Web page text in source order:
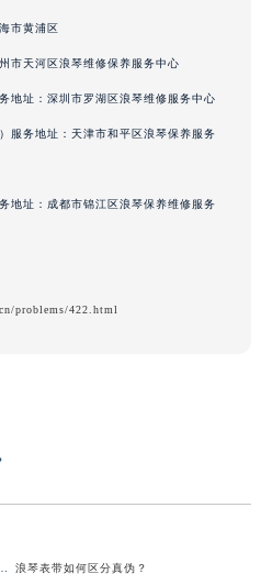
市黄浦区
市天河区浪琴维修保养服务中心
务地址：深圳市罗湖区浪琴维修服务中心
）服务地址：天津市和平区浪琴保养服务
务地址：成都市锦江区浪琴保养维修服务
problems/422.html
法概览 | 如何做到日常保养 浪琴表带如何区分真伪？